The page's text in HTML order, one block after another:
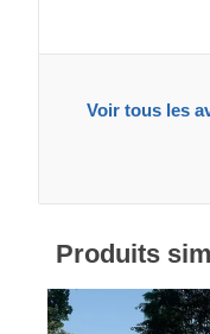
Voir tous les
Produits